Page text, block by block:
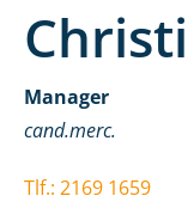
Manager
cand.merc.
Tlf.: 2169 1659